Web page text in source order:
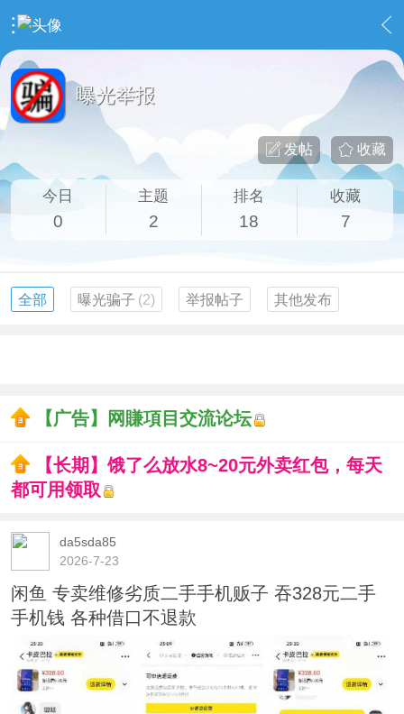
社区事务 › 曝光举报
曝光举报
收藏
发帖
今日
0
主题
2
排名
18
收藏
7
全部 曝光骗子 (2) 举报帖子 其他发布
【广告】网賺項目交流论坛
【长期】饿了么放水8~20元外卖红包，每天
都可用领取
da5sda85
2026-7-23
闲鱼 专卖维修劣质二手手机贩子 吞328元二手
手机钱 各种借口不退款